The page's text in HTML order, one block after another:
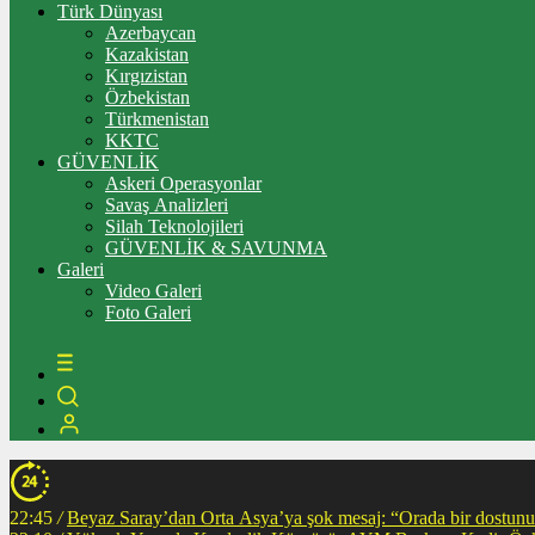
Türk Dünyası
Azerbaycan
Kazakistan
Kırgızistan
Özbekistan
Türkmenistan
KKTC
GÜVENLİK
Askeri Operasyonlar
Savaş Analizleri
Silah Teknolojileri
GÜVENLİK & SAVUNMA
Galeri
Video Galeri
Foto Galeri
22:45 / Beyaz Saray’dan Orta Asya’ya şok mesaj: “Orada bir